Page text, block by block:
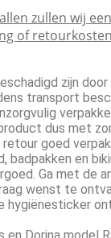
zullen wij een
of
zijn
transport
dus met
goed
badpakken en
Ga met de
wenst te
hygiënesticker
en Dorina model